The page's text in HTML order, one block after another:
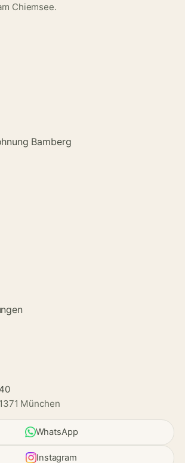
Chiemsee.
Bamberg
München
WhatsApp
Instagram